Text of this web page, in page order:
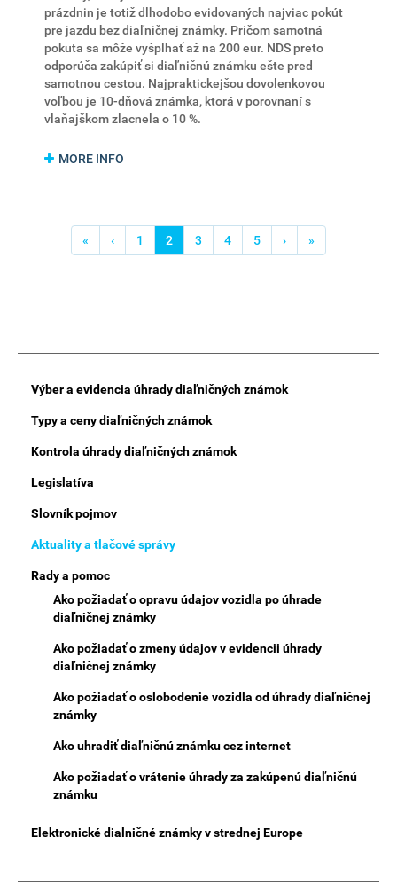
prázdnin je totiž dlhodobo evidovaných najviac pokút
pre jazdu bez diaľničnej známky. Pričom samotná
pokuta sa môže vyšplhať až na 200 eur. NDS preto
odporúča zakúpiť si diaľničnú známku ešte pred
samotnou cestou. Najpraktickejšou dovolenkovou
voľbou je 10-dňová známka, ktorá v porovnaní s
vlaňajškom zlacnela o 10 %.
MORE INFO
Pagination
First
page
«
Previous
page
‹ Strana
1
Aktuálna
stránka
2 Strana
3 Strana
4 Strana
5
Ďalšia
strana
›
Posledná
strana
»
Main
Výber a evidencia úhrady diaľničných známok
Typy a ceny diaľničných známok
Kontrola úhrady diaľničných známok
Legislatíva
Slovník pojmov
Aktuality a tlačové správy
Rady a pomoc
Ako požiadať o opravu údajov vozidla po úhrade
diaľničnej známky
Ako požiadať o zmeny údajov v evidencii úhrady
diaľničnej známky
Ako požiadať o oslobodenie vozidla od úhrady diaľničnej
známky
Ako uhradiť diaľničnú známku cez internet
Ako požiadať o vrátenie úhrady za zakúpenú diaľničnú
známku
Elektronické dialničné známky v strednej Europe